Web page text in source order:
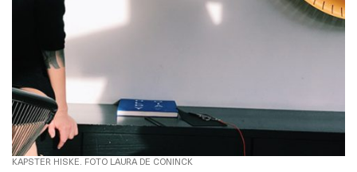
KAPSTER HISKE. FOTO LAURA DE CONINCK